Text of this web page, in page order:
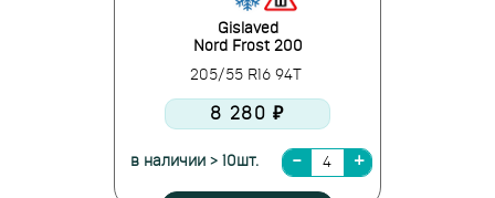
Gislaved
Nord Frost 200
205/55 R16 94T
8 280 ₽
в наличии > 10шт.